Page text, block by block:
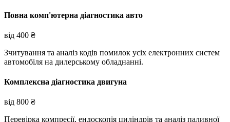
Повна комп'ютерна діагностика авто
від 400 ₴
Зчитування та аналіз кодів помилок усіх електронних систем
автомобіля на дилерському обладнанні.
Комплексна діагностика двигуна
від 800 ₴
Перевірка компресії, ендоскопія циліндрів та аналіз паливної